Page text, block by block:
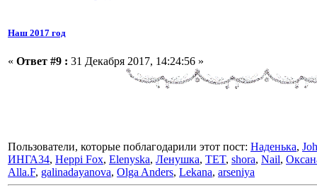
Наш 2017 год
« Ответ #9 : 31 Декабря 2017, 14:24:56 »
Пользователи, которые поблагодарили этот пост: Наденька,
ИНГА34, Heppi Fox, Elenyska, Ленушка, TET, shora, Nail,
Alla.F, galinadayanova, Olga Anders, Lekana, arseniya